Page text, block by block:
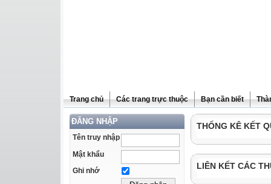
Trang chủ Các trang trực thuộc Bạn cần biết
ĐĂNG NHẬP
Tên truy nhập
Mật khẩu
Ghi nhớ
THỐNG KÊ KẾT
LIÊN KẾT CÁC